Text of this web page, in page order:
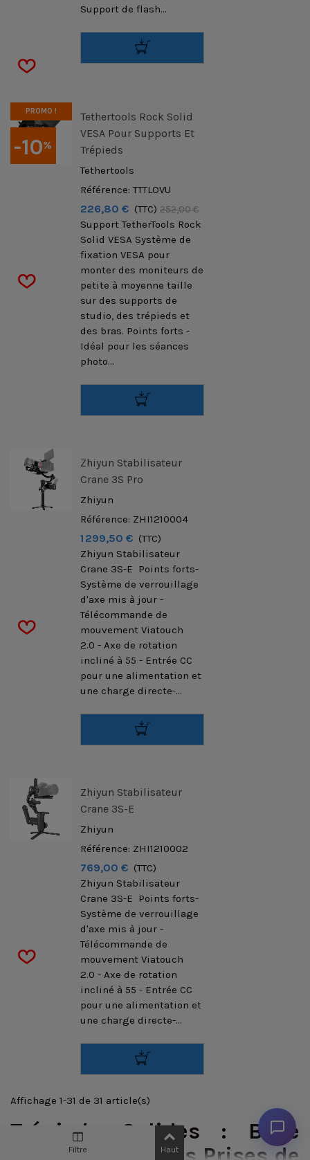
Support de flash...
-10%
PROMO !
Tethertools Rock Solid
VESA Pour Supports Et
Trépieds
Tethertools
Référence: TTTLOVU
226,80 € (TTC) 252,00 €
Support TetherTools Rock
Solid VESA Système de
fixation VESA pour
monter des moniteurs de
petite à moyenne taille
sur des supports de
studio, des trépieds et
des bras. Points forts -
Idéal pour les séances
photo...
Zhiyun Stabilisateur
Crane 3S Pro
Zhiyun
Référence: ZHI1210004
1 299,50 € (TTC)
Zhiyun Stabilisateur
Crane 3S-E Points forts-
Système de verrouillage
d'axe mis à jour -
Télécommande de
mouvement Viatouch
2.0 - Axe de rotation
incliné à 55 - Entrée CC
pour une alimentation et
une charge directe-...
Zhiyun Stabilisateur
Crane 3S-E
Zhiyun
Référence: ZHI1210002
769,00 € (TTC)
Zhiyun Stabilisateur
Crane 3S-E Points forts-
Système de verrouillage
d'axe mis à jour -
Télécommande de
mouvement Viatouch
2.0 - Axe de rotation
incliné à 55 - Entrée CC
pour une alimentation et
une charge directe-...
Affichage 1-31 de 31 article(s)
Trépieds Solides : Base
Filtre Haut